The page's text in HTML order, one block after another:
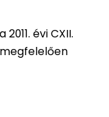
évi CXII.